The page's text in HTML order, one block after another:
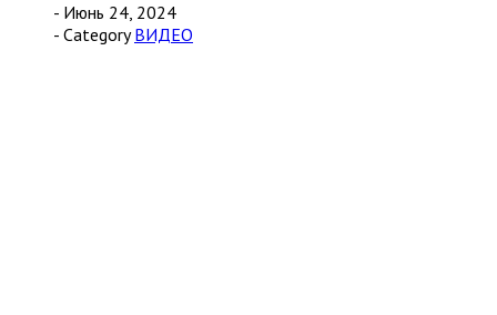
- Июнь 24, 2024
- Category ВИДЕО